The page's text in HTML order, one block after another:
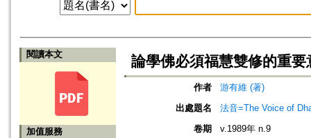
閱讀本文
加值服務
論學佛必須福慧雙修的重要
作者
游有維 (著)
出處題名
法音=The Voice of
卷期
v.1989年 n.9